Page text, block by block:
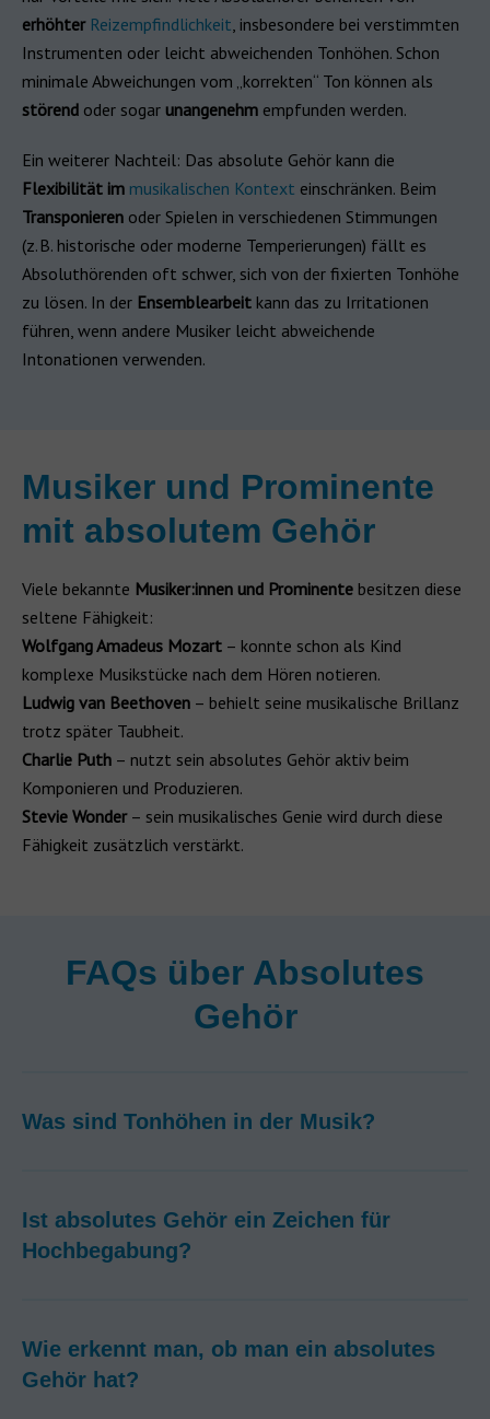
erhöhter Reizempfindlichkeit, insbesondere bei verstimmten
Instrumenten oder leicht abweichenden Tonhöhen. Schon
minimale Abweichungen vom „korrekten“ Ton können als
störend oder sogar unangenehm empfunden werden.
Ein weiterer Nachteil: Das absolute Gehör kann die
Flexibilität im musikalischen Kontext einschränken. Beim
Transponieren oder Spielen in verschiedenen Stimmungen
(z. B. historische oder moderne Temperierungen) fällt es
Absoluthörenden oft schwer, sich von der fixierten Tonhöhe
zu lösen. In der Ensemblearbeit kann das zu Irritationen
führen, wenn andere Musiker leicht abweichende
Intonationen verwenden.
Musiker und Prominente
mit absolutem Gehör
Viele bekannte Musiker:innen und Prominente besitzen diese
seltene Fähigkeit:
Wolfgang Amadeus Mozart – konnte schon als Kind
komplexe Musikstücke nach dem Hören notieren.
Ludwig van Beethoven – behielt seine musikalische Brillanz
trotz später Taubheit.
Charlie Puth – nutzt sein absolutes Gehör aktiv beim
Komponieren und Produzieren.
Stevie Wonder– sein musikalisches Genie wird durch diese
Fähigkeit zusätzlich verstärkt.
FAQs über Absolutes
Gehör
Was sind Tonhöhen in der Musik?
Ist absolutes Gehör ein Zeichen für
Hochbegabung?
Wie erkennt man, ob man ein absolutes
Gehör hat?